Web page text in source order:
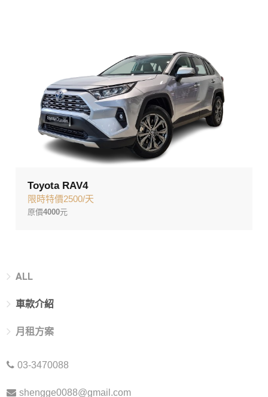
Toyota RAV4
限時特價2500/天
原價4000元
ALL
車款介紹
月租方案
03-3470088
shengge0088@gmail.com